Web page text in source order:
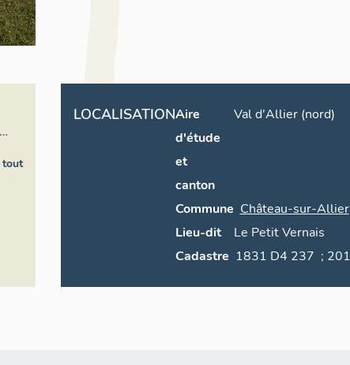
LOCALISATIONAire
d'étude
et
canton
Val d'Allier (nord)
Commune Château-sur-Allier
Lieu-dit
Le Petit Vernais
Cadastre